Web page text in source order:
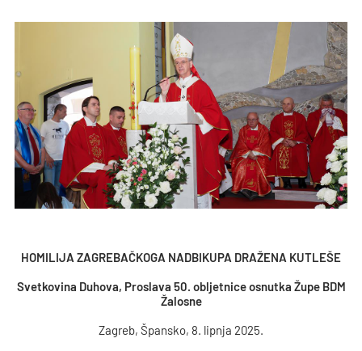
HOMILIJA ZAGREBAČKOGA NADBIKUPA DRAŽENA KUTLEŠE
Svetkovina Duhova, Proslava 50. obljetnice osnutka Župe BDM
Žalosne
Zagreb, Špansko, 8. lipnja 2025.